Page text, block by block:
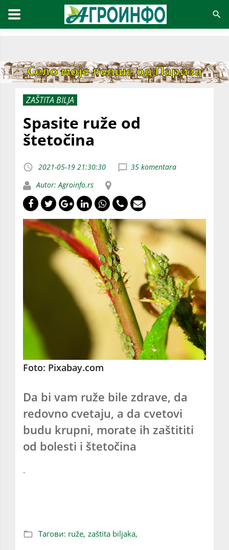
ZAŠTITA BILJA
Spasite ruže od
štetočina
2021-05-19 21:30:30
35 komentara
Autor: Agroinfo.rs
Foto: Pixabay.com
Da bi vam ruže bile zdrave, da
redovno cvetaju, a da cvetovi
budu krupni, morate ih zaštititi
od bolesti i štetočina
.
Тагови: ruže, zaštita biljaka,